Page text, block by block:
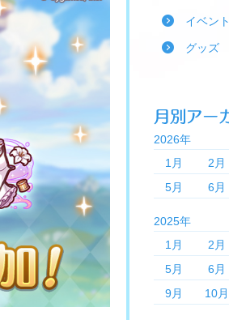
イベント
グッズ
2026年
1月
2月
5月
6月
2025年
1月
2月
5月
6月
9月
10月